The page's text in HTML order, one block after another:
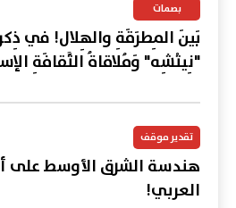
بصمات
بَينَ المِطرَقَةِ والهِلال! في
"نِيتْشِه" وَمُلاقاةُ الثَّقافَةِ
تقدير موقف
هندسة الشرق الأوسط على
العربي!